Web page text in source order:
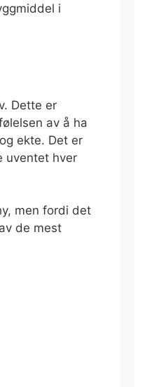
i
Dette er
av å ha
ekte. Det er
uventet hver
men fordi det
de mest